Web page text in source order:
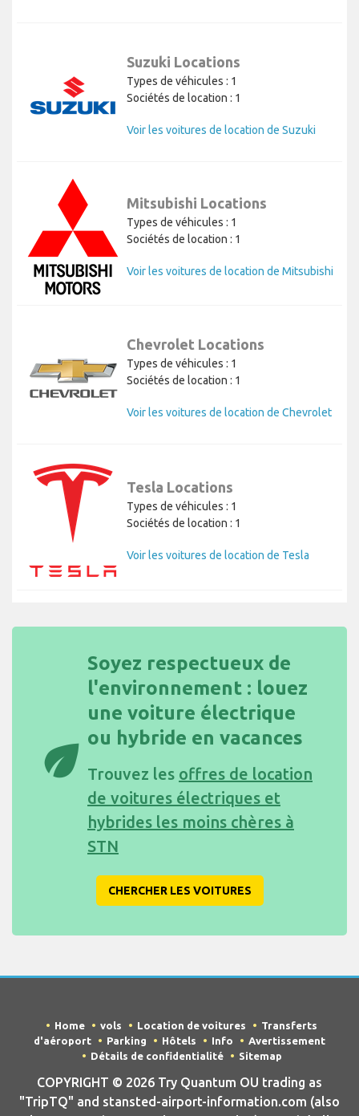
Suzuki Locations
Types de véhicules : 1
Sociétés de location : 1
Voir les voitures de location de Suzuki
Mitsubishi Locations
Types de véhicules : 1
Sociétés de location : 1
Voir les voitures de location de Mitsubishi
Chevrolet Locations
Types de véhicules : 1
Sociétés de location : 1
Voir les voitures de location de Chevrolet
Tesla Locations
Types de véhicules : 1
Sociétés de location : 1
Voir les voitures de location de Tesla
eco
Soyez respectueux de
l'environnement : louez
une voiture électrique
ou hybride en vacances
Trouvez les offres de location
de voitures électriques et
hybrides les moins chères à
STN
CHERCHER LES VOITURES
Home vols Location de voitures
Transferts
d'aéroport
Parking Hôtels Info
Avertissement
Détails de confidentialité
Sitemap
COPYRIGHT © 2026 Try Quantum OU trading as
"TripTQ" and stansted-airport-information.com (also